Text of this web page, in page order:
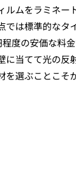
ルムをラミネー
では標準的なタ
程度の安価な料
に当てて光の反
を選ぶことこ